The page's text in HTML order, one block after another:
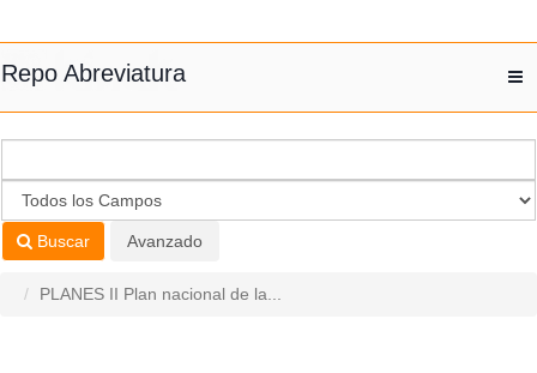
Repo Abreviatura
Buscar Avanzado
PLANES II Plan nacional de la...